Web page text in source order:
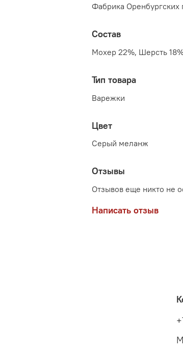
Фабрика Оренбургских
Состав
Мохер 22%, Шерсть
Тип товара
Варежки
Цвет
Серый меланж
Отзывы
Отзывов еще никто не
Написать отзыв